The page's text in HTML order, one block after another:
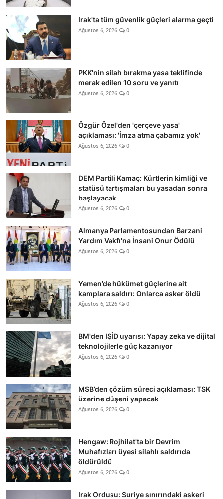
Irak'ta tüm güvenlik güçleri alarma geçti
Ağustos 6, 2026 0
PKK'nin silah bırakma yasa teklifinde
merak edilen 10 soru ve yanıtı
Ağustos 6, 2026 0
Özgür Özel'den 'çerçeve yasa'
açıklaması: 'İmza atma çabamız yok'
Ağustos 6, 2026 0
DEM Partili Kamaç: Kürtlerin kimliği ve
statüsü tartışmaları bu yasadan sonra
başlayacak
Ağustos 6, 2026 0
Almanya Parlamentosundan Barzani
Yardım Vakfı'na İnsani Onur Ödülü
Ağustos 6, 2026 0
Yemen’de hükümet güçlerine ait
kamplara saldırı: Onlarca asker öldü
Ağustos 6, 2026 0
BM'den IŞİD uyarısı: Yapay zeka ve dijital
teknolojilerle güç kazanıyor
Ağustos 6, 2026 0
MSB’den çözüm süreci açıklaması: TSK
üzerine düşeni yapacak
Ağustos 6, 2026 0
Hengaw: Rojhilat'ta bir Devrim
Muhafızları üyesi silahlı saldırıda
öldürüldü
Ağustos 6, 2026 0
Irak Ordusu: Suriye sınırındaki askeri